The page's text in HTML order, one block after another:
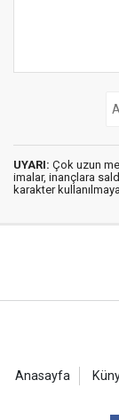
UYARI: Çok uzun
imalar, inançlara
karakter
Anasayfa